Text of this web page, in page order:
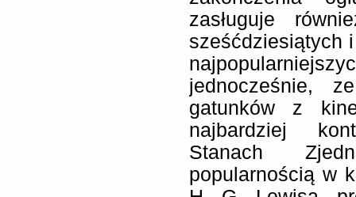
zasługuje
sześćdziesiątych
jednocześnie,
gatunków z
najbardziej
Stanach
popularnością w